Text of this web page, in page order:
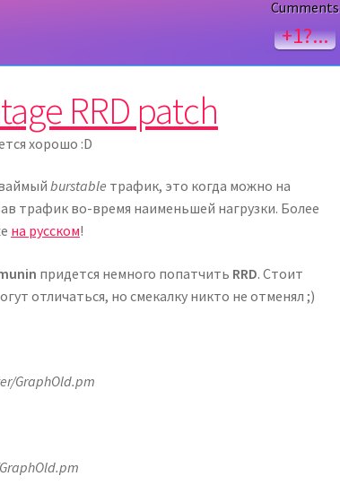
Cumments
+1?...
RRD patch
хорошо :D
burstable трафик, это когда можно на
трафик во-время наименьшей нагрузки. Более
на русском!
придется немного попатчить RRD. Стоит
отличаться, но смекалку никто не отменял ;)
GraphOld.pm